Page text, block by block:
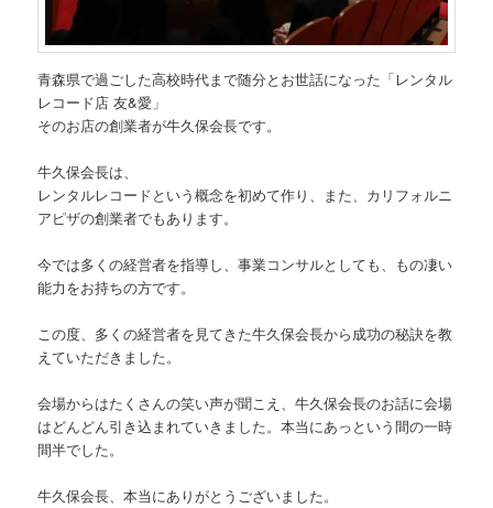
青森県で過ごした高校時代まで随分とお世話になった「レンタル
レコード店 友&愛」
そのお店の創業者が牛久保会長です。
牛久保会長は、
レンタルレコードという概念を初めて作り、また、カリフォルニ
アピザの創業者でもあります。
今では多くの経営者を指導し、事業コンサルとしても、もの凄い
能力をお持ちの方です。
この度、多くの経営者を見てきた牛久保会長から成功の秘訣を教
えていただきました。
会場からはたくさんの笑い声が聞こえ、牛久保会長のお話に会場
はどんどん引き込まれていきました。本当にあっという間の一時
間半でした。
牛久保会長、本当にありがとうございました。